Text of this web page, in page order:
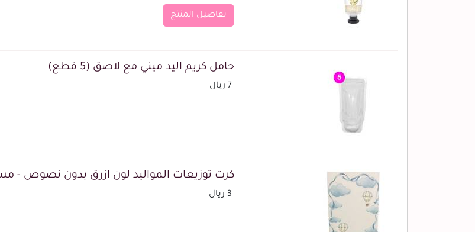
تفاصيل المنتج
حامل كريم اليد ميني مع لاصق (5 قطع)
7 ريال
كرت توزيعات المواليد لون ازرق بدون نصوص -
3 ريال